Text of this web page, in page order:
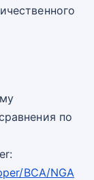
по
BCA/NGA